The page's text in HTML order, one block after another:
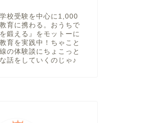
校受験を中心に1,000
育に携わる。おうちで
鍛える』をモットーに
育を実践中！ちゃこと
の体験談にちょこっと
話をしていくのじゃ♪